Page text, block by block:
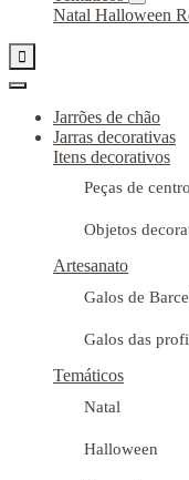
Natal Halloween

Jarrões de chão
Jarras decorativas
Itens decorativos
Peças de centro
Objetos
Artesanato
Galos de
Galos das
Temáticos
Natal
Halloween